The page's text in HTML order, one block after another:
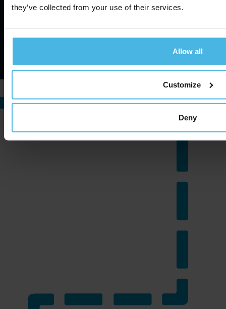
they’ve collected from your use of their services.
Allow all
Customize
Deny